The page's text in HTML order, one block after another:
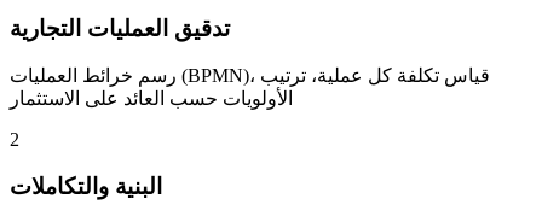
تدقيق العمليات التجارية
رسم خرائط العمليات (BPMN)، قياس تكلفة كل عملية، ترتيب
الأولويات حسب العائد على الاستثمار
2
البنية والتكاملات